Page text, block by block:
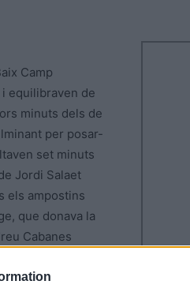
Camp
equilibraven de
minuts dels de
per posar-
set minuts
Jordi Salaet
els ampostins
que donava la
Cabanes